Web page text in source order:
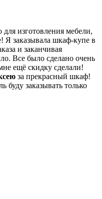
изготовления мебели,
Я заказывала шкаф-купе в
и заканчивая
Все было сделано очень
ещё скидку сделали!
за прекрасный шкаф!
буду заказывать только